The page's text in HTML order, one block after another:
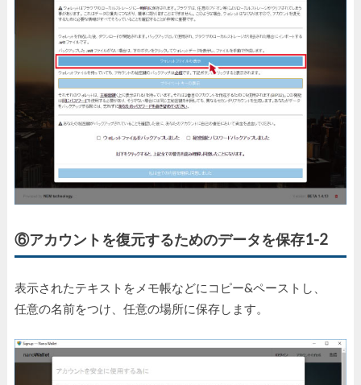
⑥アカウントを復元するためのデータを保存1-2
表示されたテキストをメモ帳などにコピー&ペーストし、
任意の名前をつけ、任意の場所に保存します。